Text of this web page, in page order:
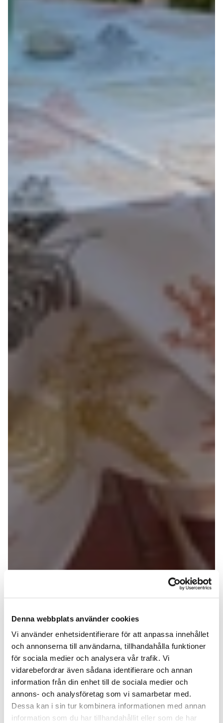
Denna webbplats använder cookies
Vi använder enhetsidentifierare för att anpassa innehållet
och annonserna till användarna, tillhandahålla funktioner
för sociala medier och analysera vår trafik. Vi
vidarebefordrar även sådana identifierare och annan
information från din enhet till de sociala medier och
annons- och analysföretag som vi samarbetar med.
Dessa kan i sin tur kombinera informationen med annan
information som du har tillhandahållit eller som de har